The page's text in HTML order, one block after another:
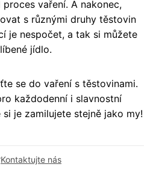
vaření. A nakonec,
s různými druhy těstovin
je nespočet, a tak si můžete
jídlo.
se do vaření s těstovinami.
každodenní i slavnostní
je zamilujete stejně jako my!
Kontaktujte nás